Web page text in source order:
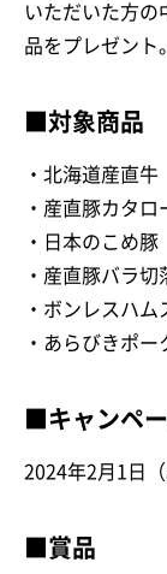
いただいた方の
品をプレゼント
■対象商品
・北海道産直牛
・産直豚カタロ
・日本のこめ豚
・産直豚バラ切
・ボンレスハム
・あらびきポー
■キャンペ
2024年2月1日
■賞品